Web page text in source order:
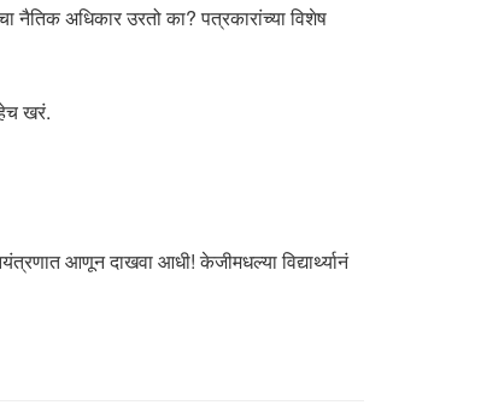
अधिकार उरतो का? पत्रकारांच्या विशेष
खरं.
आणून दाखवा आधी! केजीमधल्या विद्यार्थ्यानं